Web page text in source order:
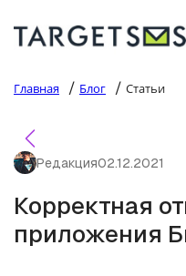
Главная / Блог / Статьи
Редакция02.12.2021
Корректная
приложения